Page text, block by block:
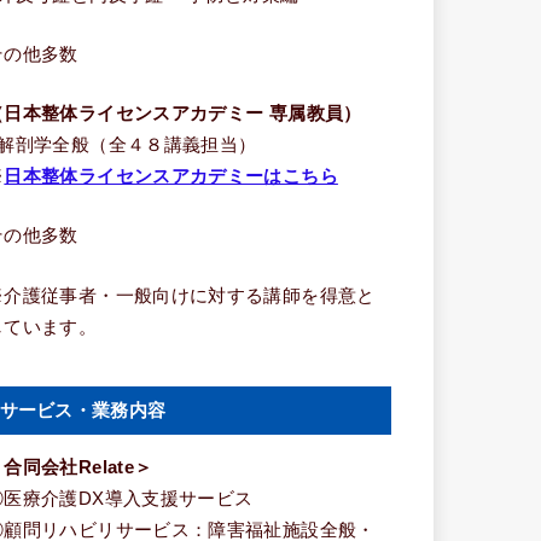
の他多数
日本整体ライセンスアカデミー 専属教員）
剖学全般（全４８講義担当）
日本整体ライセンスアカデミーはこちら
の他多数
護従事者・一般向けに対する講師を得意と
います。
サービス・業務内容
合同会社Relate＞
療介護DX導入支援サービス
問リハビリサービス：障害福祉施設全般・